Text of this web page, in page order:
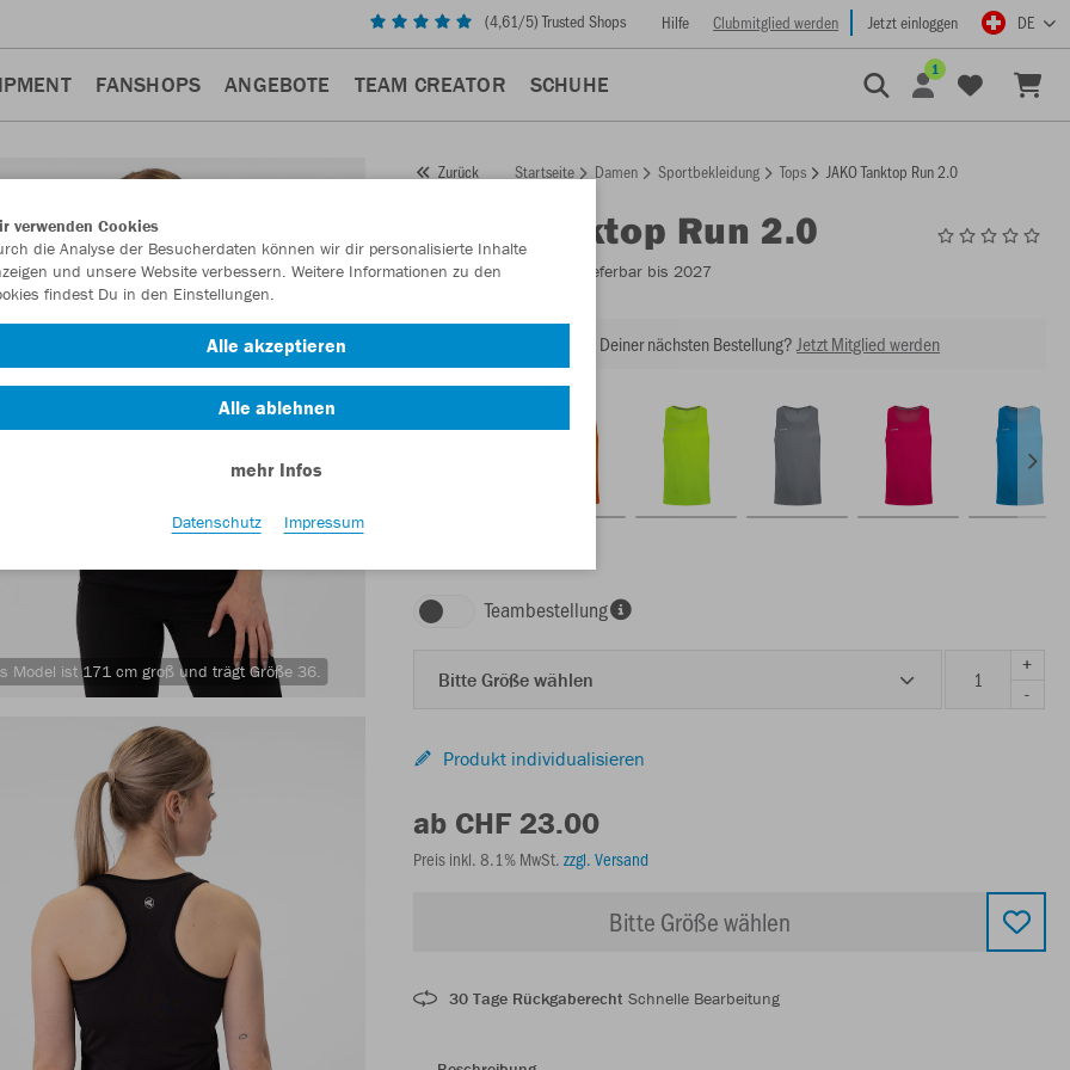
(4,61/5) Trusted Shops Hilfe Clubmitglied werden Jetzt einloggen DE
FANSHOPS ANGEBOTE TEAM CREATOR SCHUHE
1
Model ist 171 cm groß und trägt Größe 36.
Zurück Startseite Damen Sportbekleidung Tops JAKO Tanktop Run 2.0
Tanktop Run 2.0
Artikelnummer: - Lieferbar bis 2027
Lust auf 30% Rabatt bei Deiner nächsten Bestellung? Jetzt Mitglied werden
Teambestellung
Bitte Größe wählen
+
-
Produkt individualisieren
ab CHF 23.00
Preis inkl. 8.1% MwSt. zzgl. Versand
Bitte Größe wählen
30 Tage Rückgaberecht Schnelle Bearbeitung
verwenden Cookies
die Analyse der Besucherdaten können wir dir personalisierte Inhalte
und unsere Website verbessern. Weitere Informationen zu den
findest Du in den Einstellungen.
Alle akzeptieren
Alle ablehnen
mehr Infos
Datenschutz Impressum